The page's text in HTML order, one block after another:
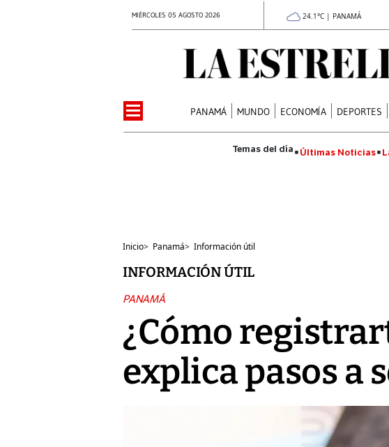
MIÉRCOLES 05 AGOSTO 2026 24.1°C | PANAMÁ
PANAMÁ MUNDO ECONOMÍA DEPORTES
Últimas Noticias
Inicio> Panamá> Información útil
INFORMACIÓN ÚTIL
PANAMÁ
¿Cómo
explica pasos a